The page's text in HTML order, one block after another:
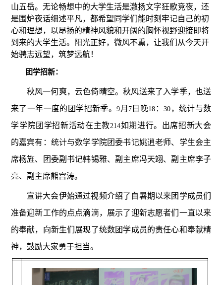
山五岳。无论畅想中的大学生活是激扬文字狂歌竞夜，还
是围炉夜话细述平凡，都希望同学们能时刻牢记自己的初
心和理想，以昂扬的精神风貌和开阔的胸怀视野迎接即将
到来的大学生活。阳光正好，微风不熏，让我们从今天开
始骋志远望，筑梦远航！
团学招新：
秋风一何爽，云色倚晴空。秋风送来了入学季，也送
来了一年一度的团学招新季。9月 7 日晚18 ：30 ，统计与数
学学院团学招新活动在主教214如期进行。出席招新大会
的嘉宾有：统计与数学学院团委书记姚逍老师、学生会主
席杨旌、团委副书记韩锡雅、副主席冯天翊、副主席李子
亮、副主席熊宫涛。
宣讲大会伊始通过视频介绍了自暑期以来团学成员们
准备迎新工作的点点滴滴，展示了迎新志愿者们一直以来
的奉献，向新生们展现了统数团学成员的责任心和奉献精
神，鼓励大家勇于担当。